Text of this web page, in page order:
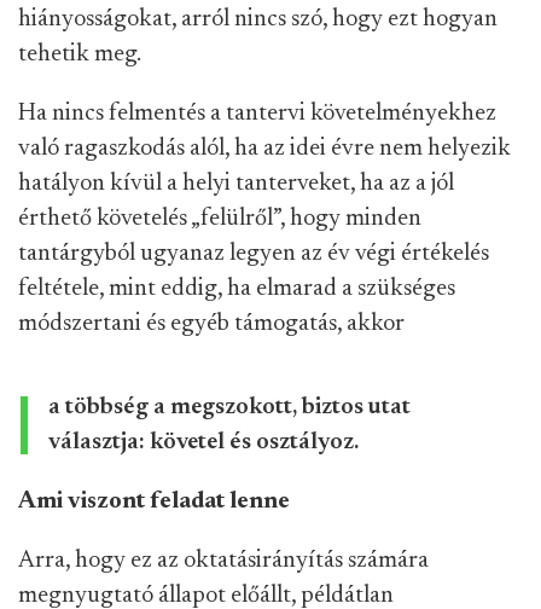
hiányosságokat, arról nincs szó, hogy ezt hogyan
tehetik meg.
Ha nincs felmentés a tantervi követelményekhez
való ragaszkodás alól, ha az idei évre nem helyezik
hatályon kívül a helyi tanterveket, ha az a jól
érthető követelés „felülről”, hogy minden
tantárgyból ugyanaz legyen az év végi értékelés
feltétele, mint eddig, ha elmarad a szükséges
módszertani és egyéb támogatás, akkor
a többség a megszokott, biztos utat
választja: követel és osztályoz.
Ami viszont feladat lenne
Arra, hogy ez az oktatásirányítás számára
megnyugtató állapot előállt, példátlan